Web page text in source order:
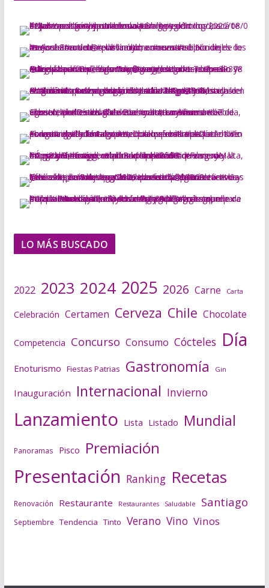
LO MÁS BUSCADO
2022 2023 2024 2025 2026 Carne Carta
Celebración Certamen Cerveza Chile Chocolate
Competencia Concurso Consumo Cócteles Día
Enoturismo Fiestas Patrias Gastronomía Gin
Inauguración Internacional Invierno
Lanzamiento Lista Listado Mundial
Panoramas Pisco Premiación
Presentación Ranking Recetas
Renovación Restaurante Restaurantes Saludable Santiago
Septiembre Tendencia Tinto Verano Vino Vinos